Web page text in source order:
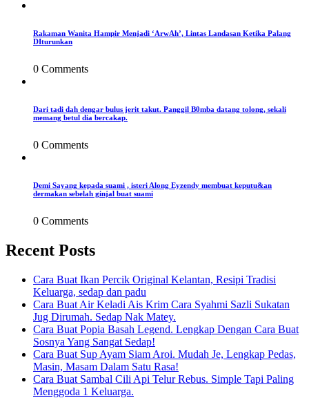
Rakaman Wanita Hampir Menjadi ‘ArwAh’, Lintas Landasan Ketika Palang
DIturunkan
0 Comments
Dari tadi dah dengar bulus jerit takut. Panggil B0mba datang tolong, sekali
memang betul dia bercakap.
0 Comments
Demi Sayang kepada suami , isteri Along Eyzendy membuat keputu&an
dermakan sebelah ginjal buat suami
0 Comments
Recent Posts
Cara Buat Ikan Percik Original Kelantan, Resipi Tradisi
Keluarga, sedap dan padu
Cara Buat Air Keladi Ais Krim Cara Syahmi Sazli Sukatan
Jug Dirumah. Sedap Nak Matey.
Cara Buat Popia Basah Legend. Lengkap Dengan Cara Buat
Sosnya Yang Sangat Sedap!
Cara Buat Sup Ayam Siam Aroi. Mudah Je, Lengkap Pedas,
Masin, Masam Dalam Satu Rasa!
Cara Buat Sambal Cili Api Telur Rebus. Simple Tapi Paling
Menggoda 1 Keluarga.